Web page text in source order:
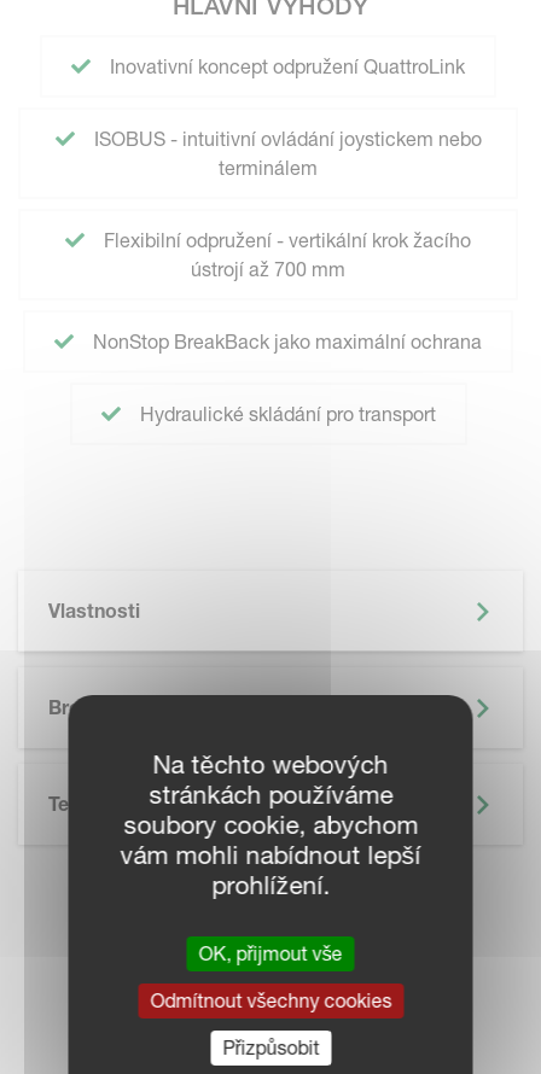
HLAVNÍ VÝHODY
Inovativní koncept odpružení QuattroLink
ISOBUS - intuitivní ovládání joystickem nebo
terminálem
Flexibilní odpružení - vertikální krok žacího
ústrojí až 700 mm
NonStop BreakBack jako maximální ochrana
Hydraulické skládání pro transport
Vlastnosti
Brožura
Technické Údaje
KONTAKTUJTE
PRODEJCE VE
VAŠEM OKOLÍ
Na těchto webových
stránkách používáme
soubory cookie, abychom
vám mohli nabídnout lepší
prohlížení.
OK, přijmout vše
Odmítnout všechny cookies
Přizpůsobit